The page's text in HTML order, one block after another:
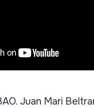
Juan Mari